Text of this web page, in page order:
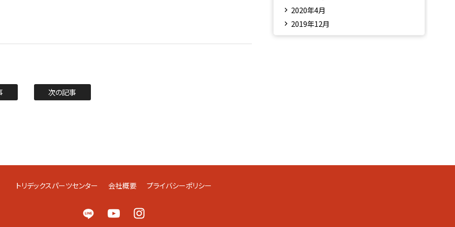
次の記事
2020年4月
2019年12月
トリデックスパーツセンター 会社概要 プライバシーポリシー